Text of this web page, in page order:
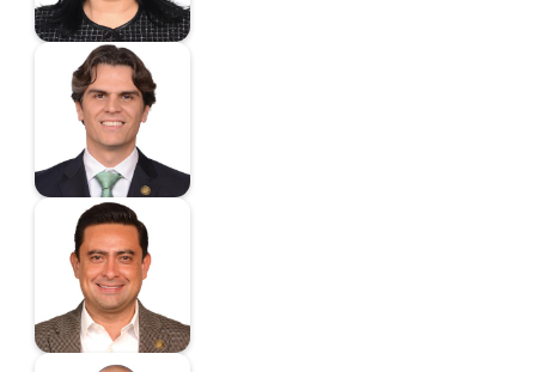
Valladares
Eichelmann Juan
Carlos
Diputada
Villarreal Solis
Gerardo
Diputado